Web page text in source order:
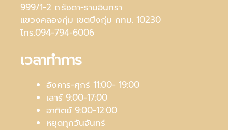
999/1-2 ถ.รัชดา-รามอินทรา
แขวงคลองกุ่ม เขตบึงกุ่ม กทม. 10230
โทร.094-794-6006
เวลาทำการ
อังคาร-ศุกร์ 11:00- 19:00
เสาร์ 9:00-17:00
อาทิตย์ 9:00-12:00
หยุดทุกวันจันทร์